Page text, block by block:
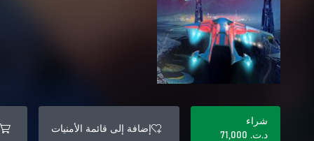
شراء
د.ت.‏ 71,000
إضافة إلى قائمة الأمنيات